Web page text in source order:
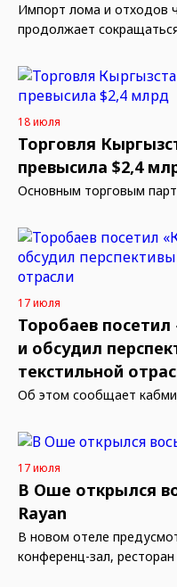
Импорт лома и отходов
продолжает
18 июля
Торговля
превысила $2,4
Основным торговым
17 июля
Торобаев
и обсудил
текстильной
Об этом сообщает
17 июля
В Оше открылся
Rayan
В новом отеле
конференц-зал,